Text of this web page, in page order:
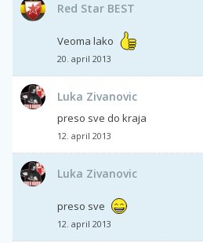
Red Star BEST
Veoma lako
20. april 2013
Luka Zivanovic
preso sve do kraja
12. april 2013
Luka Zivanovic
preso sve
12. april 2013